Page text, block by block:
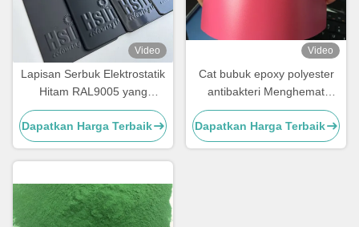
Video
Lapisan Serbuk Elektrostatik
Hitam RAL9005 yang
disesuaikan dengan Lapisan
Matte Mengkilap dan
Penyembuhan 180-200℃
Dapatkan Harga Terbaik
Video
Cat bubuk epoxy polyester
antibakteri Menghemat
sumber daya Performa
eksterior yang tinggi
Dapatkan Harga Terbaik